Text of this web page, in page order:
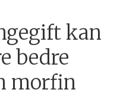
kan
bedre
morfin